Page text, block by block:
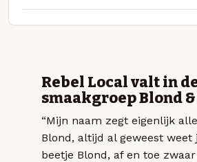
Rebel Local valt in
smaakgroep Blond
“Mijn naam zegt eigenlijk
Blond, altijd al geweest weet
beetje Blond, af en toe